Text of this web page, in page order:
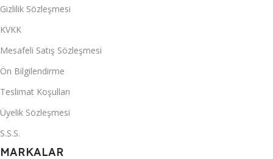
Gizlilik Sözleşmesi
KVKK
Mesafeli Satış Sözleşmesi
Ön Bilgilendirme
Teslimat Koşulları
Üyelik Sözleşmesi
S.S.S.
MARKALAR